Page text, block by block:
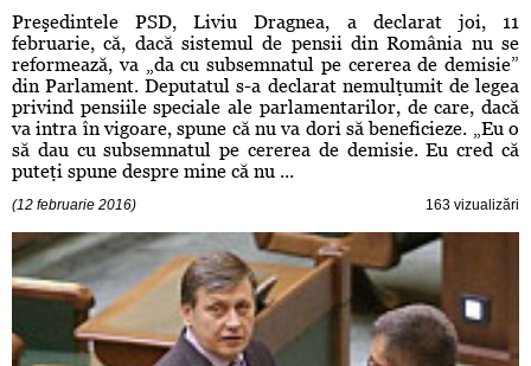
Preşedintele PSD, Liviu Dragnea, a declarat joi, 11
februarie, că, dacă sistemul de pensii din România nu se
reformează, va „da cu subsemnatul pe cererea de demisie”
din Parlament. Deputatul s-a declarat nemulţumit de legea
privind pensiile speciale ale parlamentarilor, de care, dacă
va intra în vigoare, spune că nu va dori să beneficieze. „Eu o
să dau cu subsemnatul pe cererea de demisie. Eu cred că
puteţi spune despre mine că nu ...
(12 februarie 2016) 163 vizualizări